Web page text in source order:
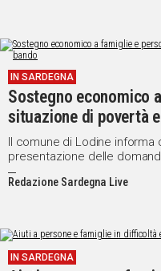
IN SARDEGNA
Sostegno economico
situazione di povertà
Il comune di Lodine informa
presentazione delle
regionale per il sostegno
situazione di povertà e
Redazione Sardegna Live
IN SARDEGNA